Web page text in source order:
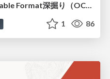
Lakehouseの要！Open Table Format深掘り（OCHaCafe Season 11 #6）
1 86